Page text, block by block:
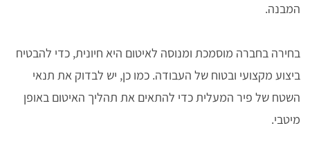
המבנה.
בחירה בחברה מוסמכת ומנוסה לאיטום היא חיונית, כדי להבטיח
ביצוע מקצועי ובטוח של העבודה. כמו כן, יש לבדוק את תנאי
השטח של פיר המעלית כדי להתאים את תהליך האיטום באופן
מיטבי.